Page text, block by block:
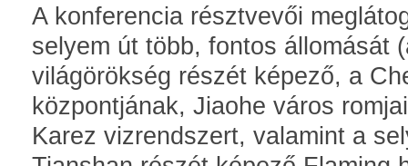
A konferencia résztvevői
selyem út több, fontos állomását
világörökség részét képező, a
központjának, Jiaohe város
Karez vizrendszert, valamint a